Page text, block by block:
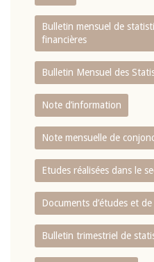
Bulletin mensuel de
financières
Bulletin Mensuel des
Note d’information
Note mensuelle de
Etudes réalisées dans le
Documents d’études et
Bulletin trimestriel de